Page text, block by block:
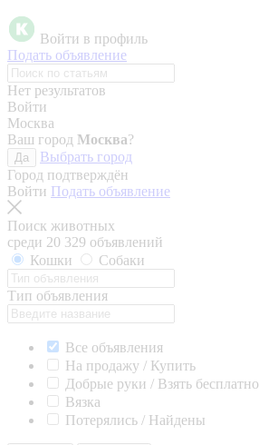
Войти в профиль
Подать объявление
Нет результатов
Войти
Москва
Ваш город Москва?
Да
Выбрать город
Город подтверждён
Войти Подать объявление
Поиск животных
среди 20 329 объявлений
Кошки
Собаки
Тип объявления
Все объявления
На продажу / Купить
Добрые руки / Взять бесплатно
Вязка
Потерялись / Найдены